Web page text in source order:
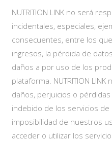
NUTRITION LINK no será
incidentales, especiales,
consecuentes, entre los
ingresos, la pérdida de
daños a por uso de los
plataforma. NUTRITION
daños, perjuicios o
indebido de los servicios de
imposibilidad de nuestros
acceder o utilizar los